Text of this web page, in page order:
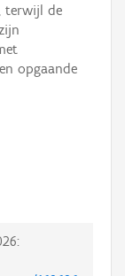
terwijl de
opgaande